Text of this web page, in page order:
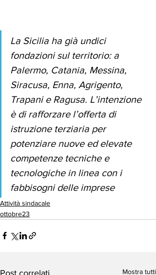
La Sicilia ha già undici
fondazioni sul territorio: a
Palermo, Catania, Messina,
Siracusa, Enna, Agrigento,
Trapani e Ragusa. L’intenzione
è di rafforzare l’offerta di
istruzione terziaria per
potenziare nuove ed elevate
competenze tecniche e
tecnologiche in linea con i
fabbisogni delle imprese
Attività sindacale
ottobre23
Post correlati Mostra tutti